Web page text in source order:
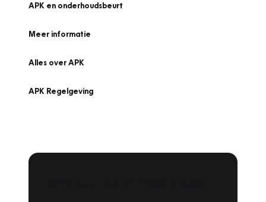
APK en onderhoudsbeurt
Meer informatie
Alles over APK
APK Regelgeving